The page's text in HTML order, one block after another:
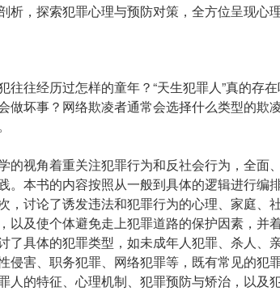
析，探索犯罪心理与预防对策，全方位呈现心
往往经历过怎样的童年？“天生犯罪人”真的存
做坏事？网络欺凌者通常会选择什么类型的欺
的视角着重关注犯罪行为和反社会行为，全面
。本书的内容按照从一般到具体的逻辑进行编
，讨论了诱发违法和犯罪行为的心理、家庭、
以及使个体避免走上犯罪道路的保护因素，并
了具体的犯罪类型，如未成年人犯罪、杀人、
侵害、职务犯罪、网络犯罪等，既有常见的犯
人的特征、心理机制、犯罪预防与矫治，以及